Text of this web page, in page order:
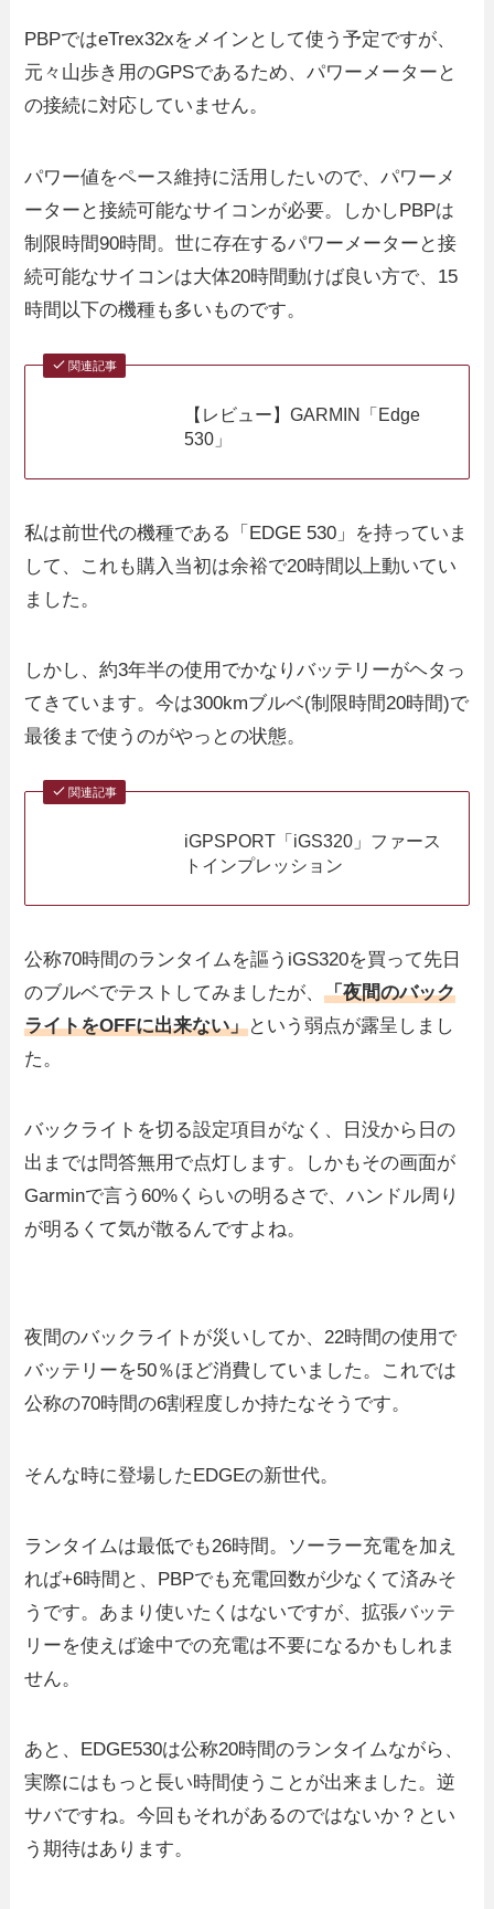
PBPではeTrex32xをメインとして使う予定ですが、
元々山歩き用のGPSであるため、パワーメーターと
の接続に対応していません。
パワー値をペース維持に活用したいので、パワーメ
ーターと接続可能なサイコンが必要。しかしPBPは
制限時間90時間。世に存在するパワーメーターと接
続可能なサイコンは大体20時間動けば良い方で、15
時間以下の機種も多いものです。
関連記事
【レビュー】GARMIN「Edge
530」
私は前世代の機種である「EDGE 530」を持っていま
して、これも購入当初は余裕で20時間以上動いてい
ました。
しかし、約3年半の使用でかなりバッテリーがヘタっ
てきています。今は300kmブルベ(制限時間20時間)で
最後まで使うのがやっとの状態。
関連記事
iGPSPORT「iGS320」ファース
トインプレッション
公称70時間のランタイムを謳うiGS320を買って先日
のブルベでテストしてみましたが、「夜間のバック
ライトをOFFに出来ない」という弱点が露呈しまし
た。
バックライトを切る設定項目がなく、日没から日の
出までは問答無用で点灯します。しかもその画面が
Garminで言う60%くらいの明るさで、ハンドル周り
が明るくて気が散るんですよね。
夜間のバックライトが災いしてか、22時間の使用で
バッテリーを50％ほど消費していました。これでは
公称の70時間の6割程度しか持たなそうです。
そんな時に登場したEDGEの新世代。
ランタイムは最低でも26時間。ソーラー充電を加え
れば+6時間と、PBPでも充電回数が少なくて済みそ
うです。あまり使いたくはないですが、拡張バッテ
リーを使えば途中での充電は不要になるかもしれま
せん。
あと、EDGE530は公称20時間のランタイムながら、
実際にはもっと長い時間使うことが出来ました。逆
サバですね。今回もそれがあるのではないか？とい
う期待はあります。